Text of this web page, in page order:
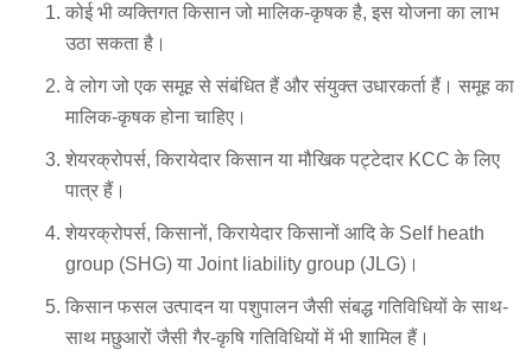
कोई भी व्यक्तिगत किसान जो मालिक-कृषक है, इस योजना का लाभ
उठा सकता है।
वे लोग जो एक समूह से संबंधित हैं और संयुक्त उधारकर्ता हैं। समूह का
मालिक-कृषक होना चाहिए।
शेयरक्रोपर्स, किरायेदार किसान या मौखिक पट्टेदार KCC के लिए
पात्र हैं।
शेयरक्रोपर्स, किसानों, किरायेदार किसानों आदि के Self heath
group (SHG) या Joint liability group (JLG)।
किसान फसल उत्पादन या पशुपालन जैसी संबद्ध गतिविधियों के साथ-
साथ मछुआरों जैसी गैर-कृषि गतिविधियों में भी शामिल हैं।